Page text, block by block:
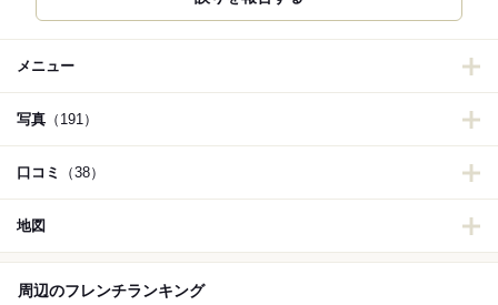
メニュー
写真 （191）
口コミ （38）
地図
周辺のフレンチランキング